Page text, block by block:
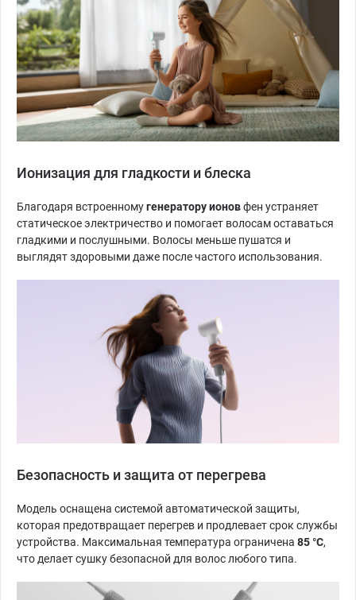
Ионизация для гладкости и блеска
Благодаря встроенномугенератору ионовфен устраняет
статическое электричество и помогает волосам оставаться
гладкими и послушными. Волосы меньше пушатся и
выглядят здоровыми даже после частого использования.
Безопасность и защита от перегрева
Модель оснащена системой автоматической защиты,
которая предотвращает перегрев и продлевает срок службы
устройства. Максимальная температура ограничена 85 °C,
что делает сушку безопасной для волос любого типа.